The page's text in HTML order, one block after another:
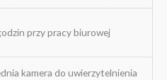
przy pracy biurowej
kamera do uwierzytelnienia